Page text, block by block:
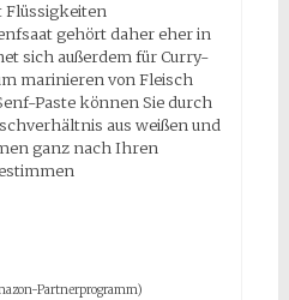
Flüssigkeiten
gehört daher eher in
sich außerdem für Curry-
marinieren von Fleisch
Paste können Sie durch
aus weißen und
ganz nach Ihren
Partnerprogramm)